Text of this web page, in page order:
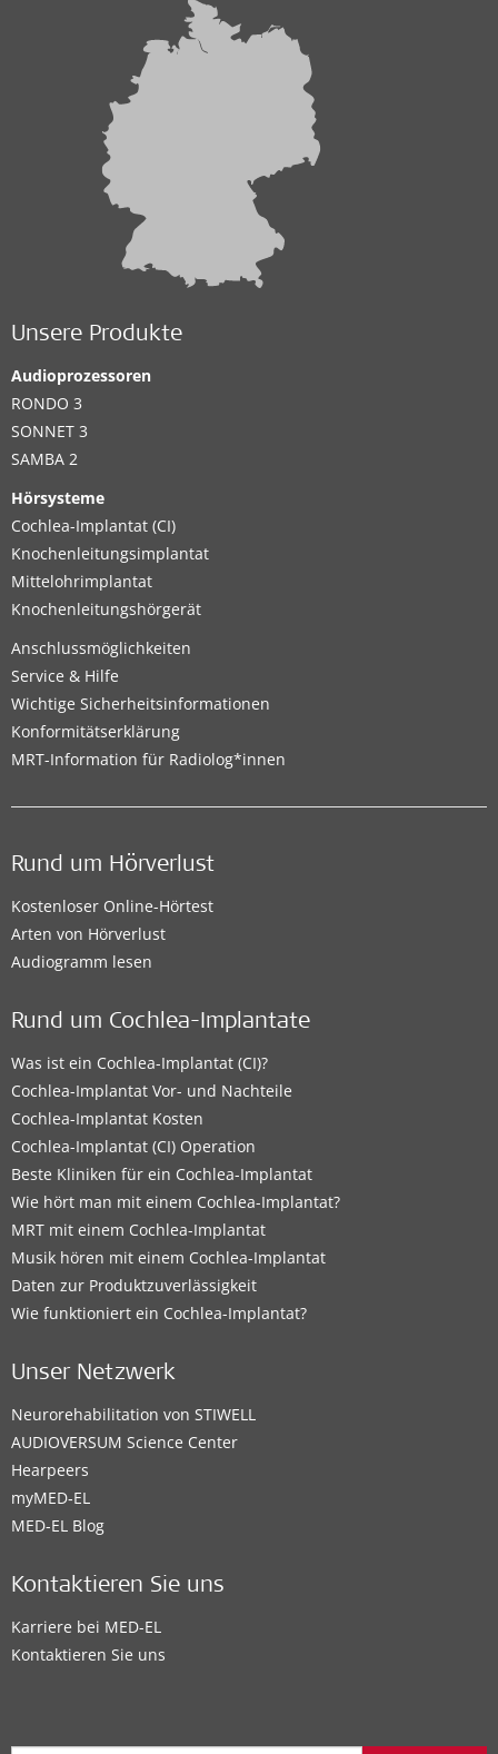
Unsere Produkte
Audioprozessoren
RONDO 3
SONNET 3
SAMBA 2
Hörsysteme
Cochlea-Implantat (CI)
Knochenleitungsimplantat
Mittelohrimplantat
Knochenleitungshörgerät
Anschlussmöglichkeiten
Service & Hilfe
Wichtige Sicherheitsinformationen
Konformitätserklärung
MRT-Information für Radiolog*innen
Rund um Hörverlust
Kostenloser Online-Hörtest
Arten von Hörverlust
Audiogramm lesen
Rund um Cochlea-Implantate
Was ist ein Cochlea-Implantat (CI)?
Cochlea-Implantat Vor- und Nachteile
Cochlea-Implantat Kosten
Cochlea-Implantat (CI) Operation
Beste Kliniken für ein Cochlea-Implantat
Wie hört man mit einem Cochlea-Implantat?
MRT mit einem Cochlea-Implantat
Musik hören mit einem Cochlea-Implantat
Daten zur Produktzuverlässigkeit
Wie funktioniert ein Cochlea-Implantat?
Unser Netzwerk
Neurorehabilitation von STIWELL
AUDIOVERSUM Science Center
Hearpeers
myMED‑EL
MED-EL Blog
Kontaktieren Sie uns
Karriere bei MED-EL
Kontaktieren Sie uns